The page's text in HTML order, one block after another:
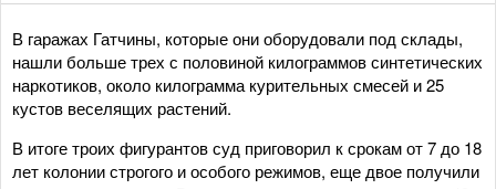
В гаражах Гатчины, которые они оборудовали под склады,
нашли больше трех с половиной килограммов синтетических
наркотиков, около килограмма курительных смесей и 25
кустов веселящих растений.
В итоге троих фигурантов суд приговорил к срокам от 7 до 18
лет колонии строгого и особого режимов, еще двое получили